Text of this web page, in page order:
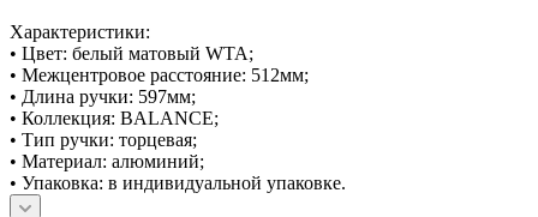
Характеристики:
• Цвет: белый матовый WTA;
• Межцентровое расстояние: 512мм;
• Длина ручки: 597мм;
• Коллекция: BALANCE;
• Тип ручки: торцевая;
• Материал: алюминий;
• Упаковка: в индивидуальной упаковке.